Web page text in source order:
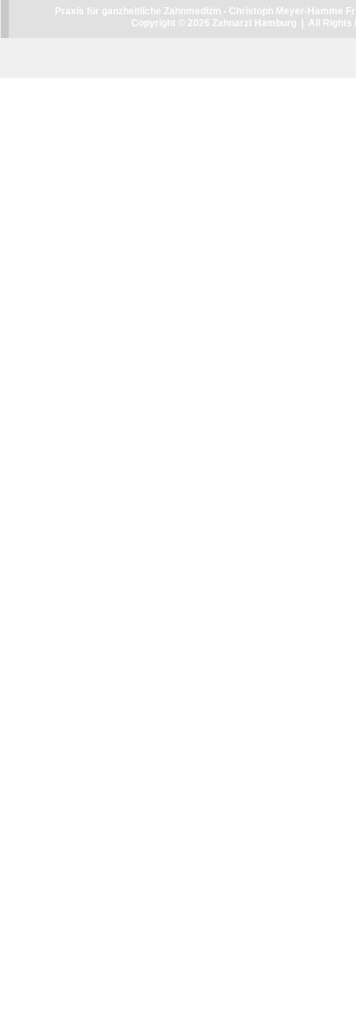
Praxis für ganzheitliche Zahnmedizin - Christoph Meyer-Hamme
Copyright © 2026 Zahnarzt Hamburg | All